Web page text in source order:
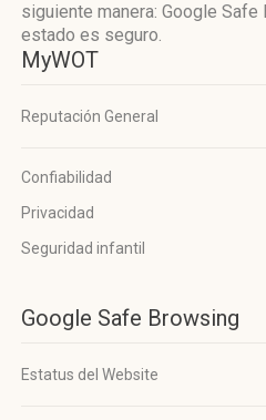
siguiente manera: Google
estado es seguro.
MyWOT
Reputación General
Confiabilidad
Privacidad
Seguridad infantil
Google Safe Browsing
Estatus del Website